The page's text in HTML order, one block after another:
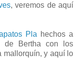
, veremos de aquí
Pla hechos a
de Bertha con los
mallorquín, y aquí lo